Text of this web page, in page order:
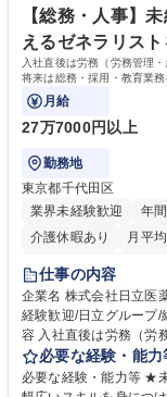
を込めてコミュニケー
す。 学歴・資格 学歴：大学院 大学 高専 短大 専修学校 高校 語学力： 資
格：
【総務・人事】
えるゼネラリス
入社直後は労務（労務管理
将来は総務・採用・教育業
ます。
月給
27万7000円以上
勤務地
東京都千代田区
業界未経験歓迎
年
介護休暇あり
月平
住宅手当あり
育休あり
完全週休2
仕事の内容
企業名 株式会社日立医薬情報ソリュ
経験歓迎/日立グループ/組
容 入社直後は労務（労
任せいたします。将来
営を支えるゼネラリストをめざせます。 ・
計算、社会保険対応、
必要な経験・能力
必要な経験・能力等 ★